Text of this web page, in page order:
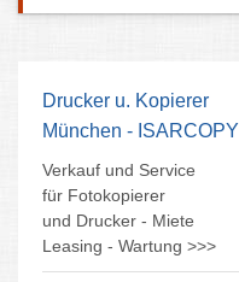
Drucker u. Kopierer
München - ISARCOPY
Verkauf und Service
für Fotokopierer
und Drucker - Miete
Leasing - Wartung >>>